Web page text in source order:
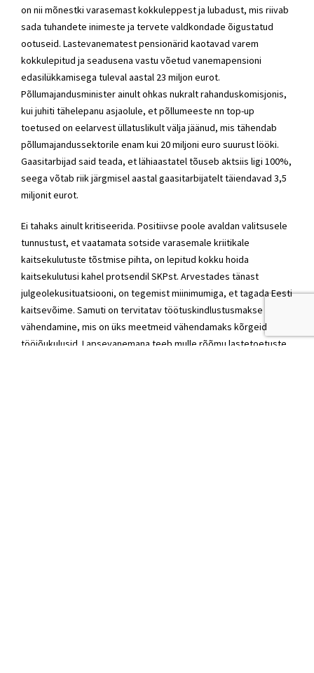
on nii mõnestki varasemast kokkuleppest ja lubadust, mis riivab
sada tuhandete inimeste ja tervete valdkondade õigustatud
ootuseid. Lastevanematest pensionärid kaotavad varem
kokkulepitud ja seadusena vastu võetud vanemapensioni
edasilükkamisega tuleval aastal 23 miljon eurot.
Põllumajandusminister ainult ohkas nukralt rahanduskomisjonis,
kui juhiti tähelepanu asjaolule, et põllumeeste nn top-up
toetused on eelarvest üllatuslikult välja jäänud, mis tähendab
põllumajandussektorile enam kui 20 miljoni euro suurust lööki.
Gaasitarbijad said teada, et lähiaastatel tõuseb aktsiis ligi 100%,
seega võtab riik järgmisel aastal gaasitarbijatelt täiendavad 3,5
miljonit eurot.
Ei tahaks ainult kritiseerida. Positiivse poole avaldan valitsusele
tunnustust, et vaatamata sotside varasemale kriitikale
kaitsekulutuste tõstmise pihta, on lepitud kokku hoida
kaitsekulutusi kahel protsendil SKPst. Arvestades tänast
julgeolekusituatsiooni, on tegemist miinimumiga, et tagada Eesti
kaitsevõime. Samuti on tervitatav töötuskindlustusmakse
vähendamine, mis on üks meetmeid vähendamaks kõrgeid
tööjõukulusid. Lapsevanemana teeb mulle rõõmu lastetoetuste